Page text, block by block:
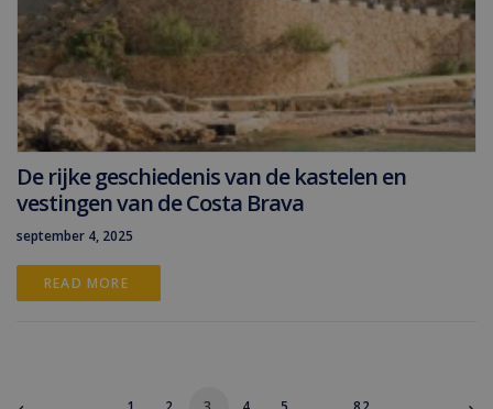
De rijke geschiedenis van de kastelen en
vestingen van de Costa Brava
september 4, 2025
READ MORE